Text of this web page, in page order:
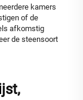
kamers
of de
afkomstig
de steensoort